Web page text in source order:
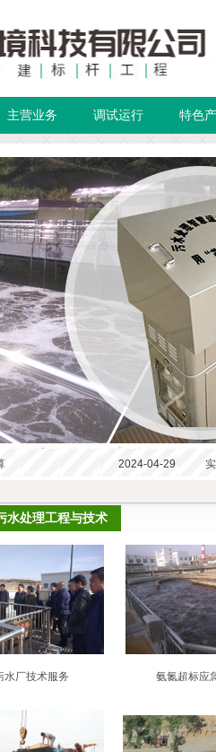
主营业务 调试运行 特色
2024-04-29
水处理工程与技术
水厂技术服务 氨氮超标应